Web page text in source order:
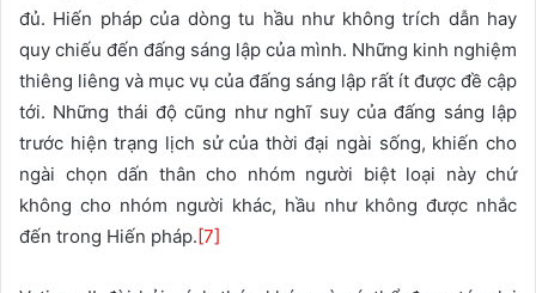
đủ. Hiến pháp của dòng tu hầu như không trích dẫn hay
quy chiếu đến đấng sáng lập của mình. Những kinh nghiệm
thiêng liêng và mục vụ của đấng sáng lập rất ít được đề cập
tới. Những thái độ cũng như nghĩ suy của đấng sáng lập
trước hiện trạng lịch sử của thời đại ngài sống, khiến cho
ngài chọn dấn thân cho nhóm người biệt loại này chứ
không cho nhóm người khác, hầu như không được nhắc
đến trong Hiến pháp.[7]